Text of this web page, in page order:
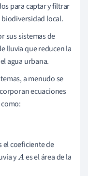
para captar y filtrar
local.
sus sistemas de
lluvia que reducen la
agua urbana.
a menudo se
ecuaciones
el coeficiente de
yA es el área de la